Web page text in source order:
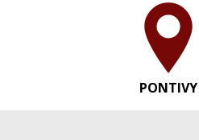
PONTIVY